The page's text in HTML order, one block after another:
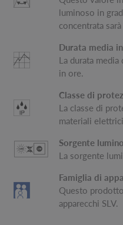
luminoso in
concentrata
Durata media
La durata
in ore.
Classe di
La classe di
materiali
Sorgente
La sorgente
Famiglia di
Questo
apparecchi SLV.